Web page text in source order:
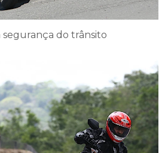
do trânsito